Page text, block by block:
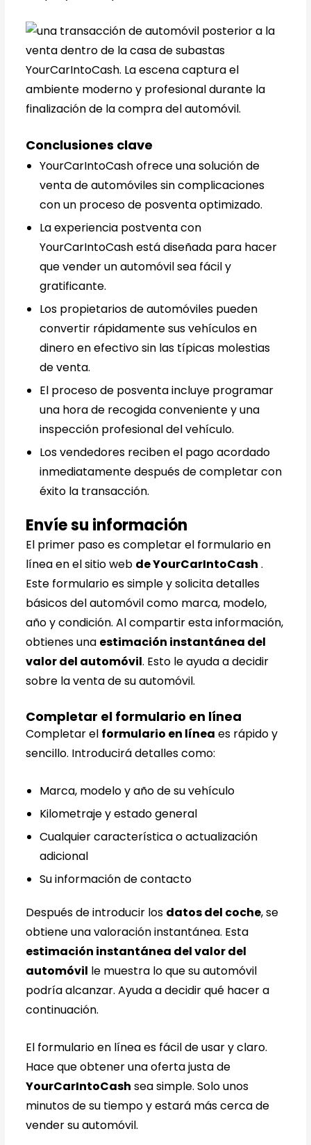
Conclusiones clave
YourCarIntoCash ofrece una solución de
venta de automóviles sin complicaciones
con un proceso de posventa optimizado.
La experiencia postventa con
YourCarIntoCash está diseñada para hacer
que vender un automóvil sea fácil y
gratificante.
Los propietarios de automóviles pueden
convertir rápidamente sus vehículos en
dinero en efectivo sin las típicas molestias
de venta.
El proceso de posventa incluye programar
una hora de recogida conveniente y una
inspección profesional del vehículo.
Los vendedores reciben el pago acordado
inmediatamente después de completar con
éxito la transacción.
Envíe su información
El primer paso es completar el formulario en
línea en el sitio web de YourCarIntoCash .
Este formulario es simple y solicita detalles
básicos del automóvil como marca, modelo,
año y condición. Al compartir esta información,
obtienes una estimación instantánea del
valor del automóvil. Esto le ayuda a decidir
sobre la venta de su automóvil.
Completar el formulario en línea
Completar el formulario en línea es rápido y
sencillo. Introducirá detalles como:
Marca, modelo y año de su vehículo
Kilometraje y estado general
Cualquier característica o actualización
adicional
Su información de contacto
Después de introducir los datos del coche, se
obtiene una valoración instantánea. Esta
estimación instantánea del valor del
automóvil le muestra lo que su automóvil
podría alcanzar. Ayuda a decidir qué hacer a
continuación.
El formulario en línea es fácil de usar y claro.
Hace que obtener una oferta justa de
YourCarIntoCash sea simple. Solo unos
minutos de su tiempo y estará más cerca de
vender su automóvil.